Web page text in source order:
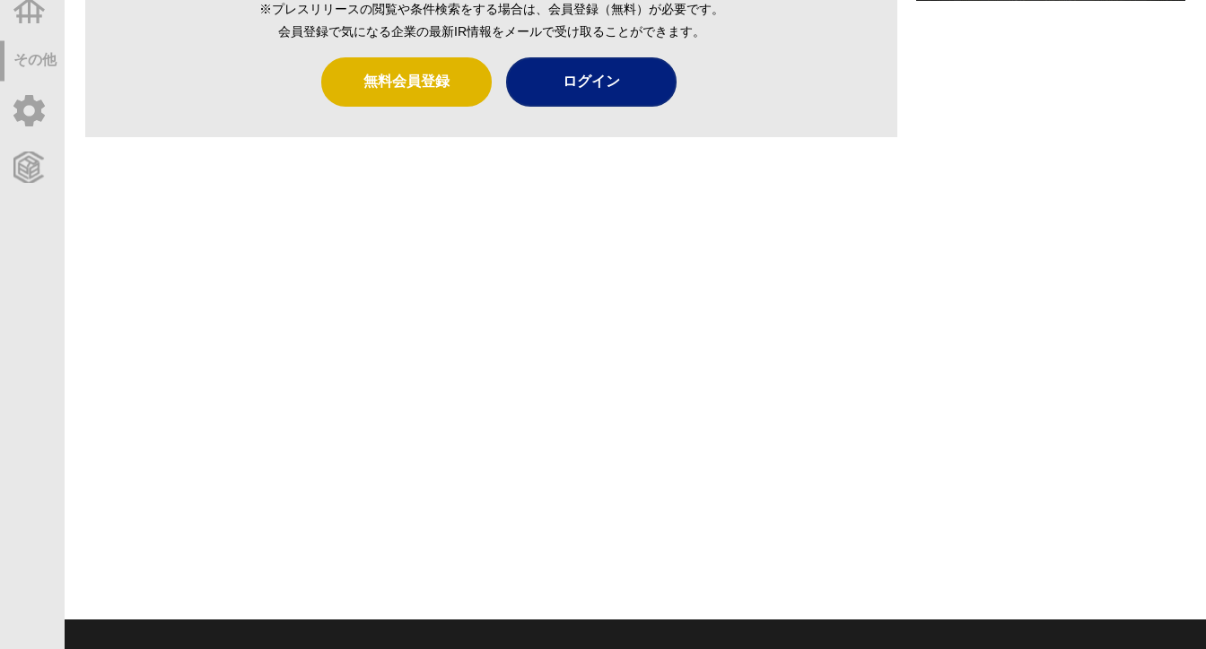
その他
※プレスリリースの閲覧や条件検索をする場合は、会員登録（無料）が必要です。
会員登録で気になる企業の最新IR情報をメールで受け取ることができます。
無料会員登録 ログイン